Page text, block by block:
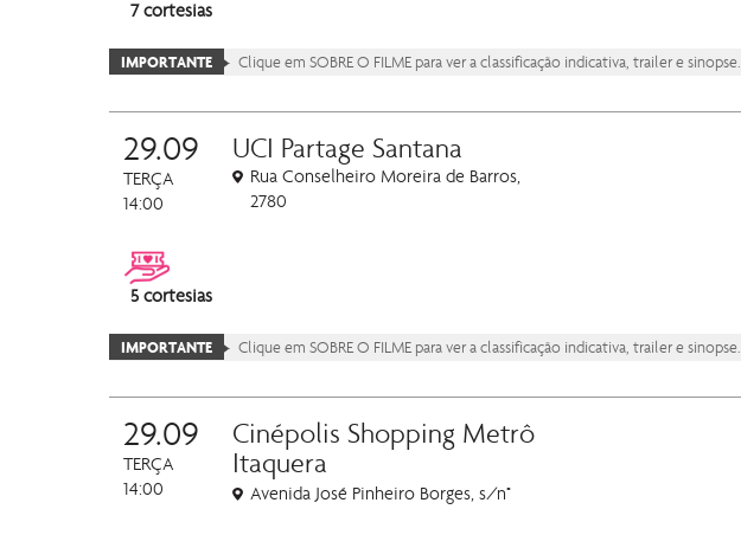
7 cortesias
IMPORTANTE Clique em SOBRE O FILME para ver a classificação indicativa, trailer e sinopse.
29.09
TERÇA
14:00
5 cortesias
UCI Partage Santana
Rua Conselheiro Moreira de Barros,
2780
IMPORTANTE Clique em SOBRE O FILME para ver a classificação indicativa, trailer e sinopse.
29.09
TERÇA
14:00
Cinépolis Shopping Metrô
Itaquera
Avenida José Pinheiro Borges, s/n°